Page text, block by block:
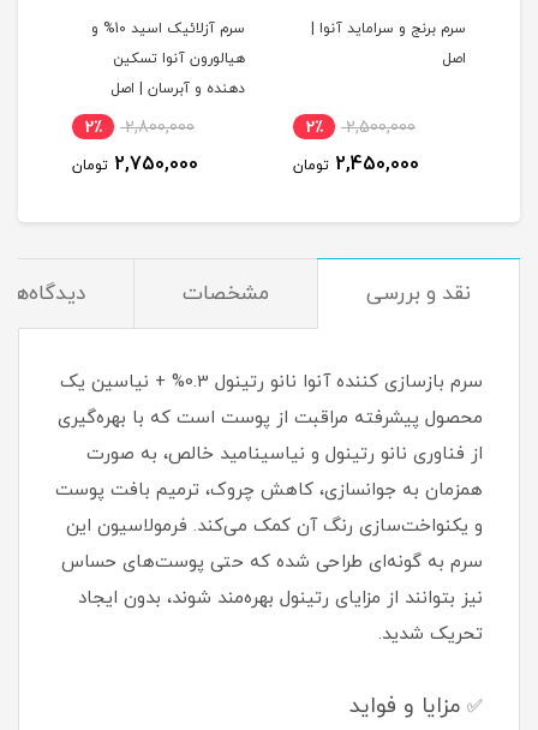
سرم برنج و سراماید آنوا |
اصل
2,500,000 2٪
2,450,000 تومان
سرم آزلائیک اسید 10% و
هیالورون آنوا تسکین
دهنده و آبرسان | اصل
2,800,000 2٪
2,750,000 تومان
نقد و بررسی مشخصات دیدگاه‌ها
سرم بازسازی کننده آنوا نانو رتینول 0.3% + نیاسین یک
محصول پیشرفته مراقبت از پوست است که با بهره‌گیری
از فناوری نانو رتینول و نیاسینامید خالص، به صورت
همزمان به جوانسازی، کاهش چروک، ترمیم بافت پوست
و یکنواخت‌سازی رنگ آن کمک می‌کند. فرمولاسیون این
سرم به گونه‌ای طراحی شده که حتی پوست‌های حساس
نیز بتوانند از مزایای رتینول بهره‌مند شوند، بدون ایجاد
تحریک شدید.
✅ مزایا و فواید